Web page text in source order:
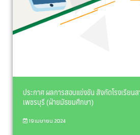
ประกาศ ผลการสอบแข่งขัน สังกัดโรงเรียน
เพชรบุรี (ฝ่ายมัธยมศึกษา)
19 เมษายน 2024